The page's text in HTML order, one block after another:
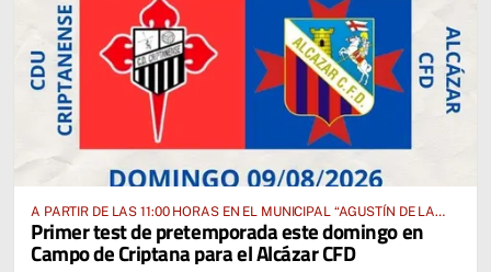
A PARTIR DE LAS 11:00 HORAS EN EL MUNICIPAL “AGUSTÍN DE LA
FUENTE” ANTE EL CUD CRIPTANENSE
Primer test de pretemporada este domingo en
Campo de Criptana para el Alcázar CFD